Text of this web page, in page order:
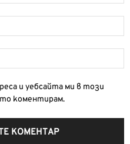
и уебсайта ми в този
коментирам.